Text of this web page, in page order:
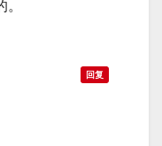
回复